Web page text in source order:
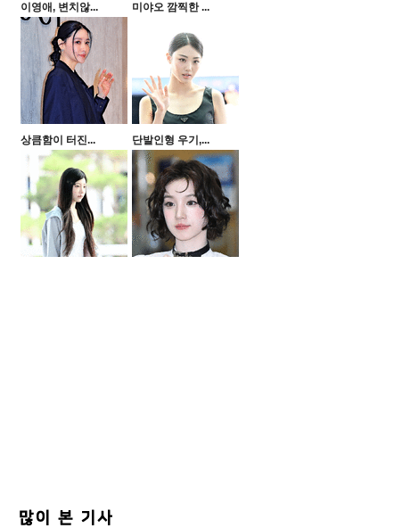
이영애, 변치않... 미야오 깜찍한 ...
상큼함이 터진... 단발인형 우기,...